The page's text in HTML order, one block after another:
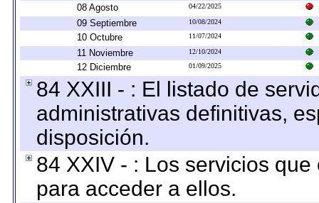
08 Agosto 04/22/2025
09 Septiembre 10/08/2024
10 Octubre 11/07/2024
11 Noviembre 12/10/2024
12 Diciembre 01/09/2025
84 XXIII - : El listado de
administrativas definitivas,
disposición.
84 XXIV - : Los servicios
para acceder a ellos.